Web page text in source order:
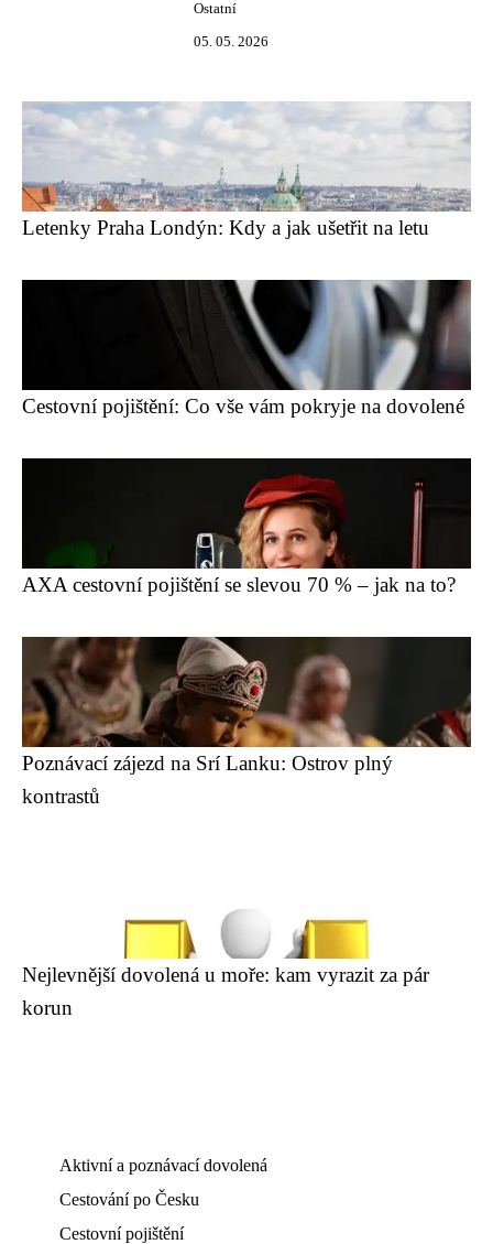
Ostatní
05. 05. 2026
Letenky Praha Londýn: Kdy a jak ušetřit na letu
Cestovní pojištění: Co vše vám pokryje na dovolené
AXA cestovní pojištění se slevou 70 % – jak na to?
Poznávací zájezd na Srí Lanku: Ostrov plný
kontrastů
Nejlevnější dovolená u moře: kam vyrazit za pár
korun
Aktivní a poznávací dovolená
Cestování po Česku
Cestovní pojištění